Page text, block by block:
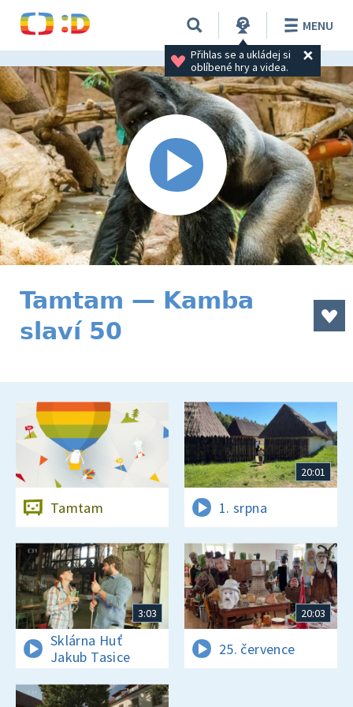
Přihlas se a ukládej si
oblíbené hry a videa.
MENU
Tamtam — Kamba
slaví 50
Tamtam
20:01
1. srpna
3:03
Sklárna Huť
Jakub Tasice
20:03
25. července